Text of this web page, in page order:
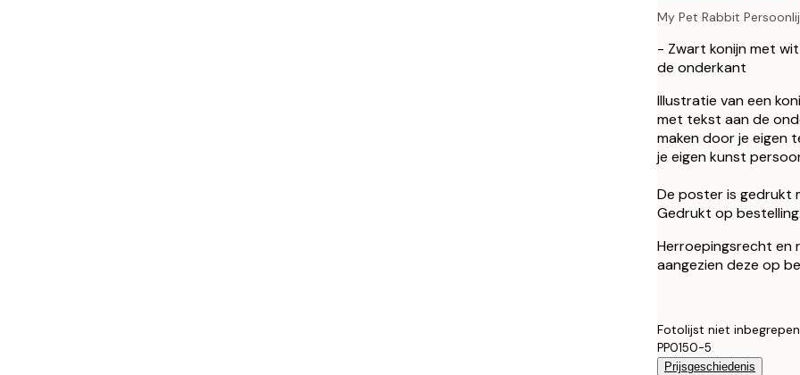
My Pet Rabbit
- Zwart konijn met
de onderkant
Illustratie van een
met tekst aan de
maken door je eigen
je eigen kunst
De poster is gedrukt
Gedrukt op
Herroepingsrecht en
aangezien deze op
Fotolijst niet
PP0150-5
Prijsgeschiedenis